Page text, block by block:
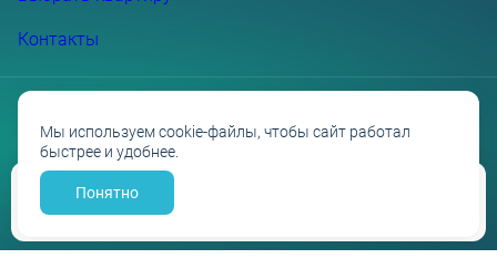
Контакты
Проектные декларации на сайте наш.дом.рф
Политика обработки персональных данных
Мы используем cookie-файлы, чтобы сайт работал
быстрее и удобнее.
Понятно